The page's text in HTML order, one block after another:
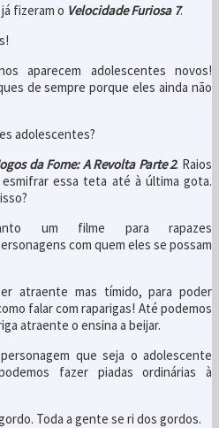
fizeram o Velocidade Furiosa 7.
aparecem adolescentes novos!
de sempre porque eles ainda não
adolescentes?
da Fome: A Revolta Parte 2. Raios
essa teta até à última gota.
um filme para rapazes
com quem eles se possam
atraente mas tímido, para poder
falar com raparigas! Até podemos
atraente o ensina a beijar.
que seja o adolescente
fazer piadas ordinárias à
Toda a gente se ri dos gordos.